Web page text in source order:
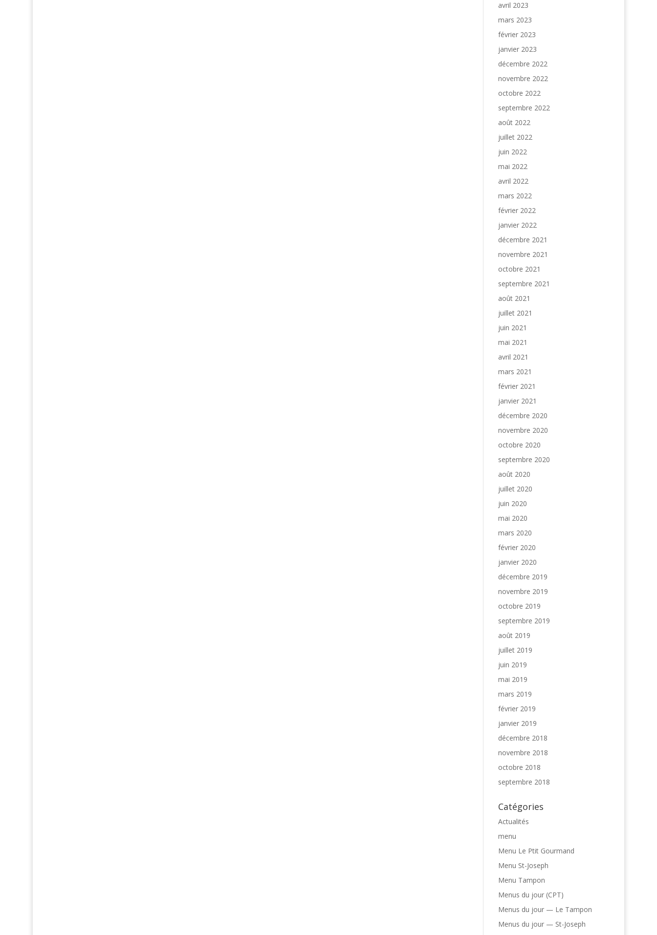
avril 2023
mars 2023
février 2023
janvier 2023
décembre 2022
novembre 2022
octobre 2022
septembre 2022
août 2022
juillet 2022
juin 2022
mai 2022
avril 2022
mars 2022
février 2022
janvier 2022
décembre 2021
novembre 2021
octobre 2021
septembre 2021
août 2021
juillet 2021
juin 2021
mai 2021
avril 2021
mars 2021
février 2021
janvier 2021
décembre 2020
novembre 2020
octobre 2020
septembre 2020
août 2020
juillet 2020
juin 2020
mai 2020
mars 2020
février 2020
janvier 2020
décembre 2019
novembre 2019
octobre 2019
septembre 2019
août 2019
juillet 2019
juin 2019
mai 2019
mars 2019
février 2019
janvier 2019
décembre 2018
novembre 2018
octobre 2018
septembre 2018
Catégories
Actualités
menu
Menu Le Ptit Gourmand
Menu St-Joseph
Menu Tampon
Menus du jour (CPT)
Menus du jour — Le Tampon
Menus du jour — St-Joseph